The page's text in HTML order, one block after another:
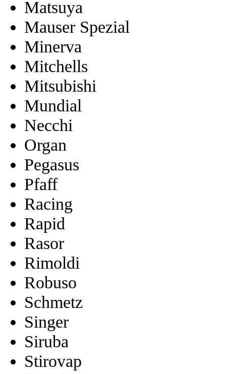
Matsuya
Mauser Spezial
Minerva
Mitchells
Mitsubishi
Mundial
Necchi
Organ
Pegasus
Pfaff
Racing
Rapid
Rasor
Rimoldi
Robuso
Schmetz
Singer
Siruba
Stirovap